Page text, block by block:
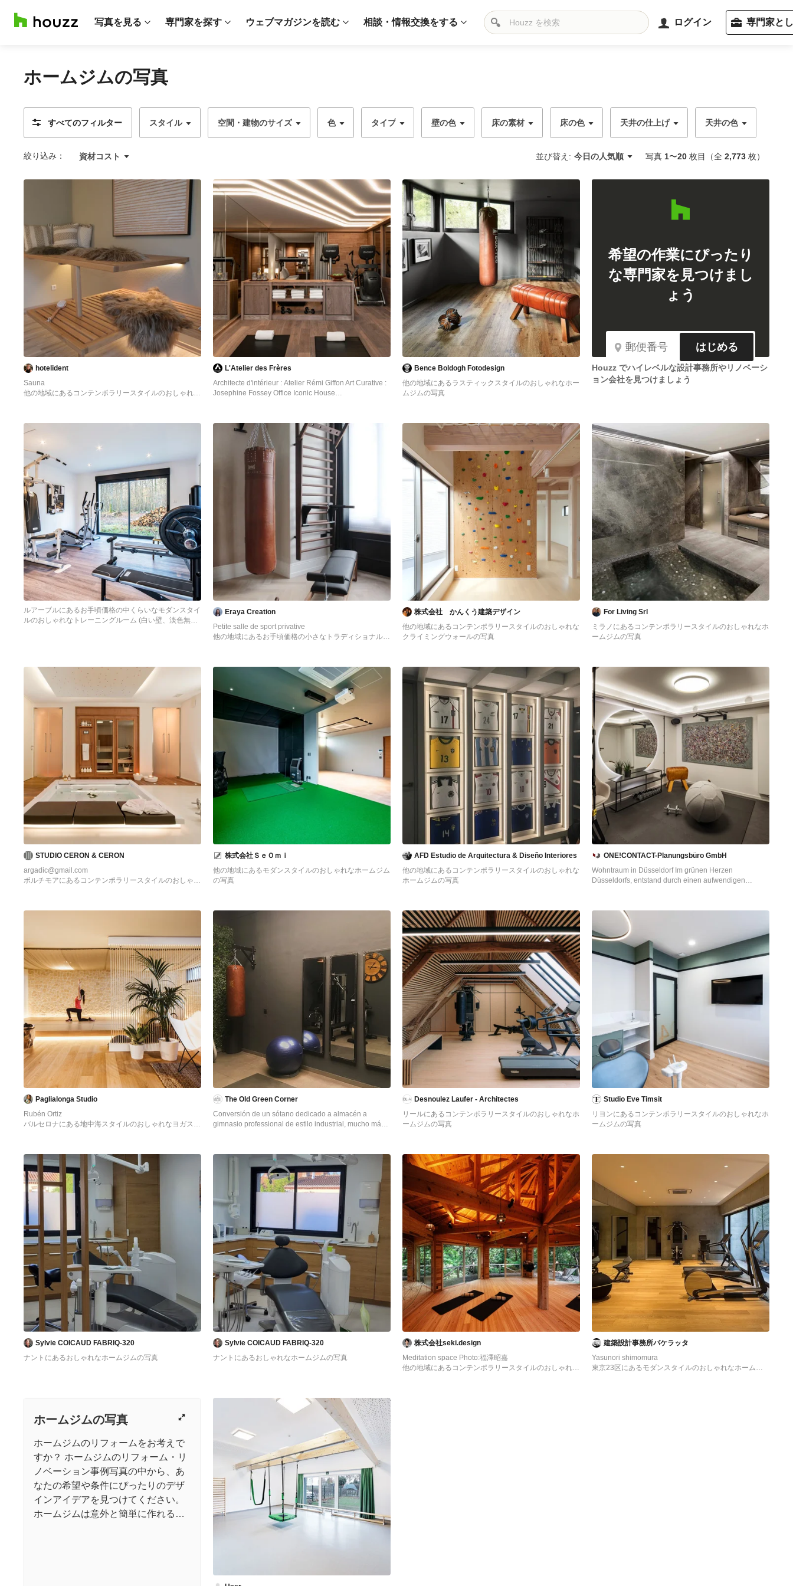
写真を見る 専門家を探す ウェブマガジンを読む 相談・情報交換をする ログイン 専門家と
ホームジムの写真
すべてのフィルター スタイル 空間・建物のサイズ 色 タイプ 壁の色 床の素材 床の色 天井の仕上げ 天井の色
絞り込み： 資材コスト 並び替え: 今日の人気順 写真 1〜20 枚目（全 2,773 枚）
hotelident
Sauna
他の地域にあるコンテンポラリースタイルのおしゃれな
L'Atelier des Frères
Architecte d'intérieur : Atelier Rémi Giffon Art Curative :
Josephine Fossey Office Iconic House
Bence Boldogh Fotodesign
他の地域にあるラスティックスタイルのおしゃれなホー
ムジムの写真
希望の作業にぴったり
な専門家を見つけまし
ょう
はじめる
Houzz でハイレベルな設計事務所やリノベーシ
ョン会社を見つけましょう
ルアーブルにあるお手頃価格の中くらいなモダンスタイ
ルのおしゃれなトレーニングルーム (白い壁、淡色無垢
Eraya Creation
Petite salle de sport privative
他の地域にあるお手頃価格の小さなトラディショナルス
株式会社 かんくう建築デザイン
他の地域にあるコンテンポラリースタイルのおしゃれな
クライミングウォールの写真
For Living Srl
ミラノにあるコンテンポラリースタイルのおしゃれなホ
ームジムの写真
STUDIO CERON & CERON
argadic@gmail.com
ボルチモアにあるコンテンポラリースタイルのおしゃれ
株式会社ＳｅＯｍｉ
他の地域にあるモダンスタイルのおしゃれなホームジム
の写真
AFD Estudio de Arquitectura & Diseño Interiores
他の地域にあるコンテンポラリースタイルのおしゃれな
ホームジムの写真
ONE!CONTACT-Planungsbüro GmbH
Wohntraum in Düsseldorf Im grünen Herzen
Düsseldorfs, entstand durch einen aufwendigen
gerade fertiggestellte Fertighaus wurde über vier
Etagen komplett neu gedacht und von ONE!CONTACT
auf die Bedürfnisse der Bauherren maßgeschneidert.
Zentrale Gestaltungselemente wie eine skulpturale
Treppe, ein durchdachtes Lichtkonzept und
maßgefertigte Einbauten prägen die neue
Innenarchitektur – offen, hell und wohnlich. Vom
Spielzimmer bis zum SPA-Bereich mit Fitnessraum und
Sauna, vom gemütlichen Wohnbereich mit
Raum erzählt seine eigene Geschichte. Der
Außenbereich wurde mit ebenso viel Sorgfalt geplant:
Sichtschutzbepflanzung, stilvolle Outdoor-Möblierung,
ein Lamellendach mit integrierter Outdoorküche sowie
eine stimmungsvolle Terrasse mit Lounge schaffen
neue Lieblingsplätze im Grünen. Ein durchdachtes
Pflanzkonzept rundet das Projekt harmonisch ab.
Paglialonga Studio
Rubén Ortiz
バルセロナにある地中海スタイルのおしゃれなヨガスタ
The Old Green Corner
Conversión de un sótano dedicado a almacén a
gimnasio professional de estilo industrial, mucho más
impacto. Para aumentar el nivel de luminosidad,
necesario al pintar las paredes tan oscuras, optamos
por colocar justo debajo del falso lucernario un gran
tramo de espejos para reflejar al máximo la luz.
Desnoulez Laufer - Architectes
リールにあるコンテンポラリースタイルのおしゃれなホ
ームジムの写真
Studio Eve Timsit
リヨンにあるコンテンポラリースタイルのおしゃれなホ
ームジムの写真
Sylvie COICAUD FABRIQ-320
ナントにあるおしゃれなホームジムの写真
Sylvie COICAUD FABRIQ-320
ナントにあるおしゃれなホームジムの写真
株式会社seki.design
Meditation space Photo:福澤昭嘉
他の地域にあるコンテンポラリースタイルのおしゃれな
建築設計事務所バケラッタ
Yasunori shimomura
東京23区にあるモダンスタイルのおしゃれなホームジ
ホームジムの写真
ホームジムのリフォームをお考えで
すか？ ホームジムのリフォーム・リ
ノベーション事例写真の中から、あ
なたの希望や条件にぴったりのデザ
インアイデアを見つけてください。
ホームジムは意外と簡単に作れるこ